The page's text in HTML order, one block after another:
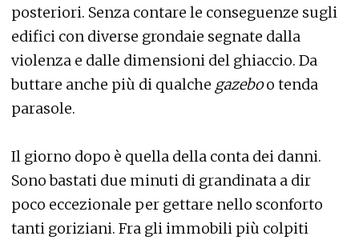
posteriori. Senza contare le conseguenze sugli
edifici con diverse grondaie segnate dalla
violenza e dalle dimensioni del ghiaccio. Da
buttare anche più di qualche gazeboo tenda
parasole.
Il giorno dopo è quella della conta dei danni.
Sono bastati due minuti di grandinata a dir
poco eccezionale per gettare nello sconforto
tanti goriziani. Fra gli immobili più colpiti